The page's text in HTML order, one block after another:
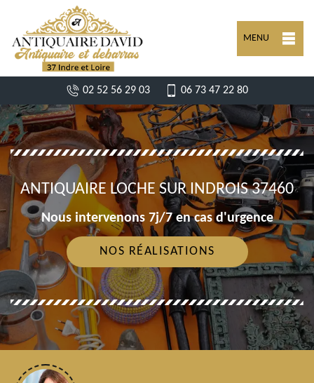
MENU
02 52 56 29 03 06 73 47 22 80
ANTIQUAIRE LOCHE SUR INDROIS 37460
Nous intervenons 7j/7 en cas d'urgence
NOS RÉALISATIONS